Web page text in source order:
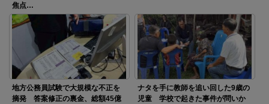
焦点…
地方公務員試験で大規模な不正を
摘発 答案修正の裏金、総額45億
ナタを手に教師を追い回した9歳の
児童 学校で起きた事件が問いか